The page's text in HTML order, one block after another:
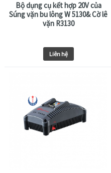
Bộ dụng cụ kết hợp 20V của
Súng vặn bu lông W 5130& Cờ lê
vặn R3130
Liên hệ